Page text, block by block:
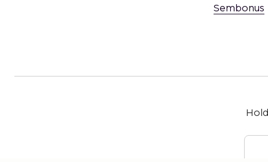
Sembonus